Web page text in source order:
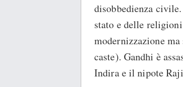
disobbedienza
stato e delle
modernizzazione
caste). Gandhi è
Indira e il nipote